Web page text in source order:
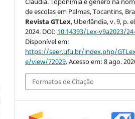
de escolas em Palmas, Tocantins,
Revista GTLex, Uberlândia, v. 9, p.
2024. DOI: 10.14393/Lex-v9a2023/
Disponível em:
https://seer.ufu.br/index.php/
e/view/72029. Acesso em: 8 ago.
Formatos de Citação